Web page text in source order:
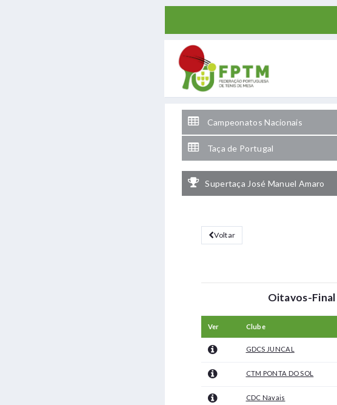
Campeonatos Nacionais
Taça de Portugal
Supertaça José Manuel Amaro
Voltar
Oitavos-Final
Ver Clube
GDCS JUNCAL
CTM PONTA DO SOL
CDC Navais